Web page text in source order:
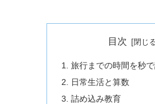
目次
旅行までの時間を秒
日常生活と算数
詰め込み教育